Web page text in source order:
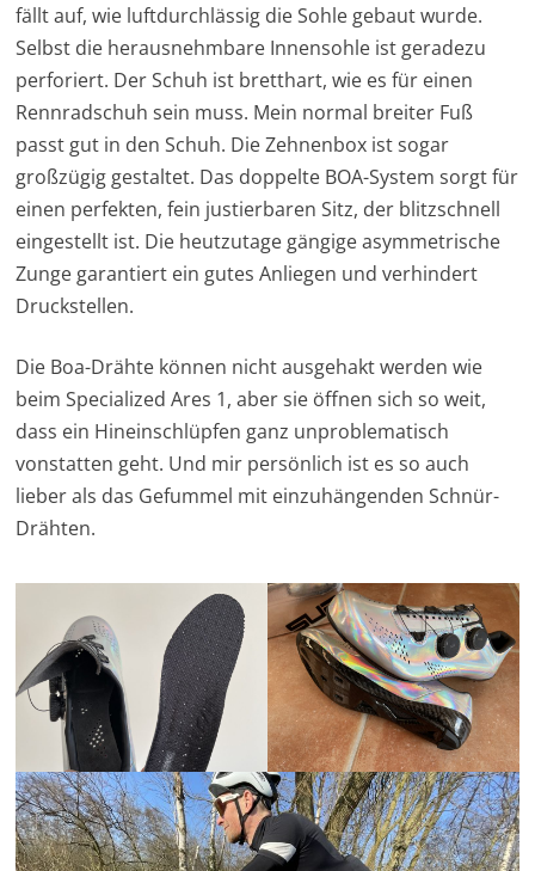
fällt auf, wie luftdurchlässig die Sohle gebaut wurde.
Selbst die herausnehmbare Innensohle ist geradezu
perforiert. Der Schuh ist bretthart, wie es für einen
Rennradschuh sein muss. Mein normal breiter Fuß
passt gut in den Schuh. Die Zehnenbox ist sogar
großzügig gestaltet. Das doppelte BOA-System sorgt für
einen perfekten, fein justierbaren Sitz, der blitzschnell
eingestellt ist. Die heutzutage gängige asymmetrische
Zunge garantiert ein gutes Anliegen und verhindert
Druckstellen.
Die Boa-Drähte können nicht ausgehakt werden wie
beim Specialized Ares 1, aber sie öffnen sich so weit,
dass ein Hineinschlüpfen ganz unproblematisch
vonstatten geht. Und mir persönlich ist es so auch
lieber als das Gefummel mit einzuhängenden Schnür-
Drähten.